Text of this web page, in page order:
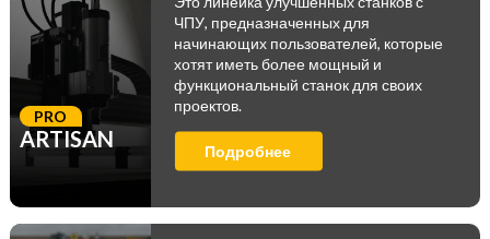
ARTISAN
PRO
ЧПУ, предназначенных для
начинающих пользователей, которые
хотят иметь более мощный и
функциональный станок для своих
проектов.
Подробнее